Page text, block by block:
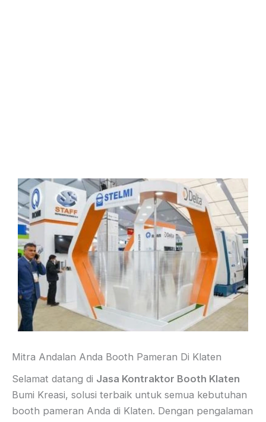
Mitra Andalan Anda Booth Pameran Di Klaten
Selamat datang di Jasa Kontraktor Booth Klaten
Bumi Kreasi, solusi terbaik untuk semua kebutuhan
booth pameran Anda di Klaten. Dengan pengalaman